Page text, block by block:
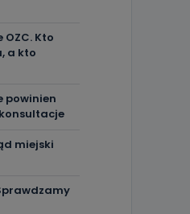
Kto
a kto
powinien
miejski